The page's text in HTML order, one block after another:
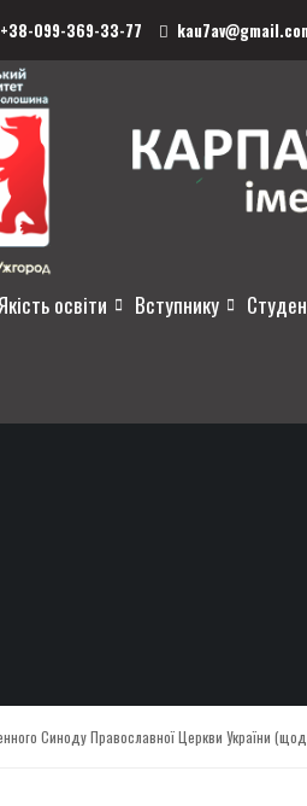
+38-099-369-33-77
освіти Вступнику
Синоду Православної Церкви України (щодо